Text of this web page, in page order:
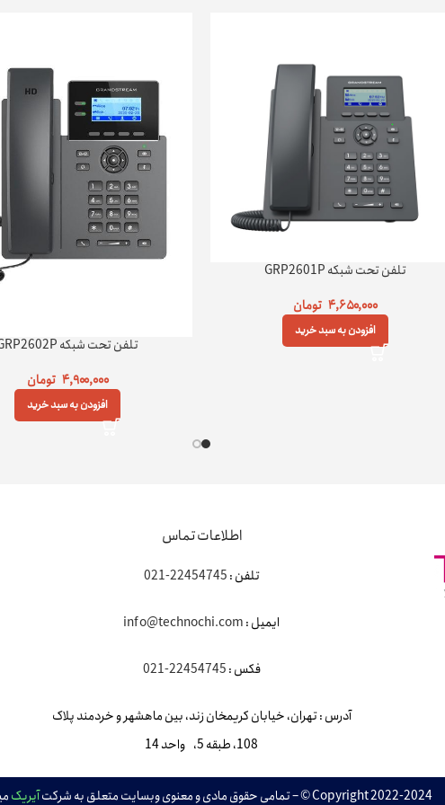
تلفن تحت شبکه GRP2601P
۴,۶۵۰,۰۰۰ تومان
افزودن به سبد خرید
تلفن تحت شبکه GRP2602P
۴,۹۰۰,۰۰۰ تومان
افزودن به سبد خرید
اطلاعات تماس
تلفن :22454745-021
ایمیل :info@technochi.com
فکس :22454745-021
آدرس : تهران، خیابان کریمخان زند، بین ماهشهر و خردمند پلاک
108، طبقه 5، واحد 14
Copyright 2022-2024 © – تمامی حقوق مادی و معنوی وبسایت متعلق به شرکت آیریک